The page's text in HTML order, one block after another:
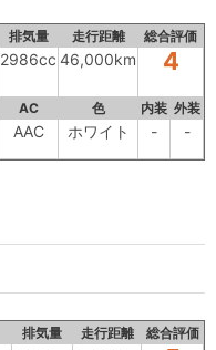
排気量 走行距離 総合評価
2986cc 46,000km 4
AC 色 内装 外装
AAC ホワイト - -
排気量 走行距離 総合評価